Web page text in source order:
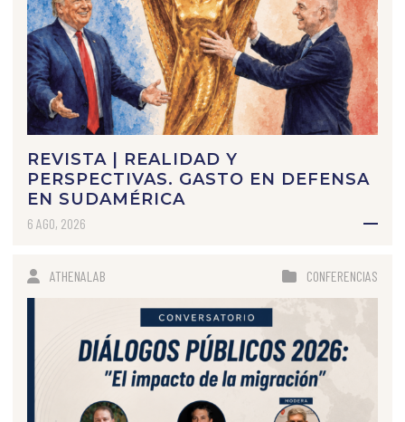
REVISTA | REALIDAD Y
PERSPECTIVAS. GASTO EN DEFENSA
EN SUDAMÉRICA
6 AGO, 2026
ATHENALAB CONFERENCIAS